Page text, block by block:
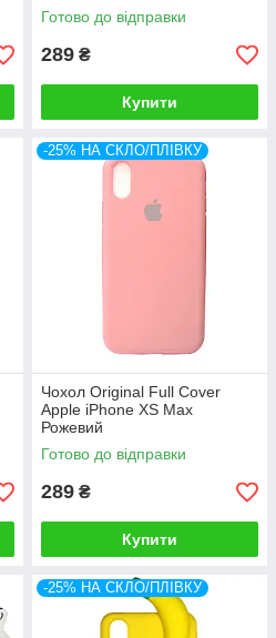
Готово до відправки
289 ₴
Купити
-25% НА СКЛО/ПЛІВКУ
Чохол Original Full Cover
Apple iPhone XS Max
Рожевий
Готово до відправки
289 ₴
Купити
-25% НА СКЛО/ПЛІВКУ